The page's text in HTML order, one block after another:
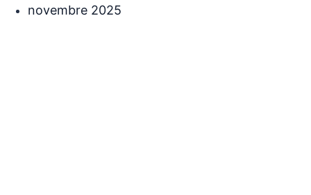
novembre 2025